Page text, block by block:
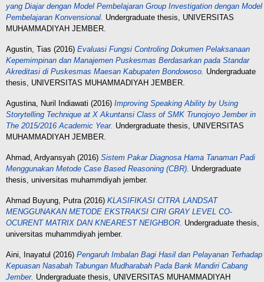
yang Diajar dengan Model Pembelajaran Group Investigation dengan Model
Pembelajaran Konvensional. Undergraduate thesis, UNIVERSITAS
MUHAMMADIYAH JEMBER.
Agustin, Tias (2016) Evaluasi Fungsi Controling Dokumen Pelaksanaan
Kepemimpinan dan Manajemen Puskesmas Berdasarkan pada Standar
Akreditasi di Puskesmas Maesan Kabupaten Bondowoso. Undergraduate
thesis, UNIVERSITAS MUHAMMADIYAH JEMBER.
Agustina, Nuril Indiawati (2016) Improving Speaking Ability by Using
Storytelling Technique at X Akuntansi Class of SMK Trunojoyo Jember in
The 2015/2016 Academic Year. Undergraduate thesis, UNIVERSITAS
MUHAMMADIYAH JEMBER.
Ahmad, Ardyansyah (2016) Sistem Pakar Diagnosa Hama Tanaman Padi
Menggunakan Metode Case Based Reasoning (CBR). Undergraduate
thesis, universitas muhammdiyah jember.
Ahmad Buyung, Putra(2016) KLASIFIKASI CITRA LANDSAT
MENGGUNAKAN METODE EKSTRAKSI CIRI GRAY LEVEL CO-
OCURENT MATRIX DAN KNEAREST NEIGHBOR. Undergraduate thesis,
universitas muhammdiyah jember.
Aini, Inayatul (2016) Pengaruh Imbalan Bagi Hasil dan Pelayanan Terhadap
Kepuasan Nasabah Tabungan Mudharabah Pada Bank Mandiri Cabang
Jember. Undergraduate thesis, UNIVERSITAS MUHAMMADIYAH